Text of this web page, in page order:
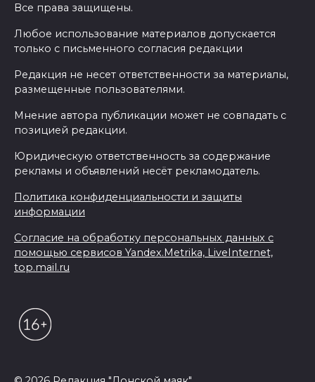
Все права защищены.
Любое использование материалов допускается
только с письменного согласия редакции
Редакция не несет ответственности за материалы,
размещенные пользователями.
Мнение автора публикации может не совпадать с
позицией редакции.
Юридическую ответственность за содержание
рекламы и объявлений несёт рекламодатель.
Политика конфиденциальности и защиты
информации
Согласие на обработку персональных данных с
помощью сервисов Yandex.Metrika, LiveInternet,
top.mail.ru